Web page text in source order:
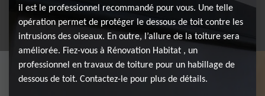
il est le professionnel recommandé pour vous. Une telle
opération permet de protéger le dessous de toit contre les
intrusions des oiseaux. En outre, l’allure de la toiture sera
améliorée. Fiez-vous à Rénovation Habitat , un
professionnel en travaux de toiture pour un habillage de
dessous de toit. Contactez-le pour plus de détails.